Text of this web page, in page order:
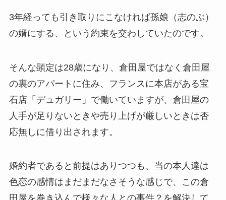
3年経っても引き取りにこなければ孫娘（志のぶ）
の婿にする、という約束を交わしていたのです。
そんな顕定は28歳になり、倉田屋ではなく倉田屋
の裏のアパートに住み、フランスに本店がある宝
石店「デュガリー」で働いていますが、倉田屋の
人手が足りないときや売り上げが厳しいときは否
応無しに借り出されます。
婚約者であると前提はありつつも、当の本人達は
色恋の感情はまだまだなさそうな感じで、この倉